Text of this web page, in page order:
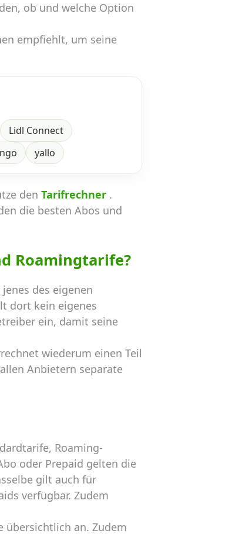
ob und welche Option
empfiehlt, um seine
Lidl Connect
yallo
den Tarifrechner .
die besten Abos und
Roamingtarife?
des eigenen
dort kein eigenes
ein, damit seine
wiederum einen Teil
Anbietern separate
Roaming-
oder Prepaid gelten die
gilt auch für
verfügbar. Zudem
übersichtlich an. Zudem